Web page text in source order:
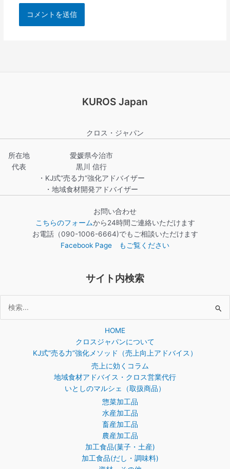
KUROS Japan
クロス・ジャパン
所在地
代表
愛媛県今治市
黒川 信行
・KJ式“売る力”強化アドバイザー
・地域食材開発アドバイザー
お問い合わせ
こちらのフォームから24時間ご連絡いただけます
お電話（090-1006-6664)でもご相談いただけます
Facebook Page もご覧ください
サイト内検索
索
HOME
クロスジャパンについて
KJ式”売る力”強化メソッド（売上向上アドバイス）
売上に効くコラム
地域食材アドバイス・クロス営業代行
いとしのマルシェ（取扱商品）
惣菜加工品
水産加工品
畜産加工品
農産加工品
加工食品(菓子・土産)
加工食品(だし・調味料)